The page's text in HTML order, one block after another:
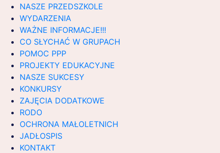
NASZE PRZEDSZKOLE
WYDARZENIA
WAŻNE INFORMACJE!!!
CO SŁYCHAĆ W GRUPACH
POMOC PPP
PROJEKTY EDUKACYJNE
NASZE SUKCESY
KONKURSY
ZAJĘCIA DODATKOWE
RODO
OCHRONA MAŁOLETNICH
JADŁOSPIS
KONTAKT